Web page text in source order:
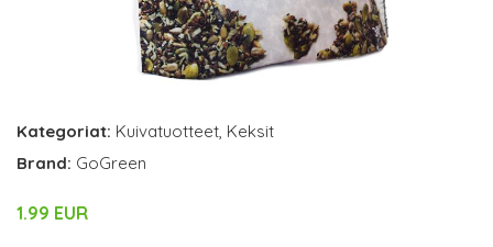
Kategoriat: Kuivatuotteet, Keksit
Brand: GoGreen
1.99 EUR